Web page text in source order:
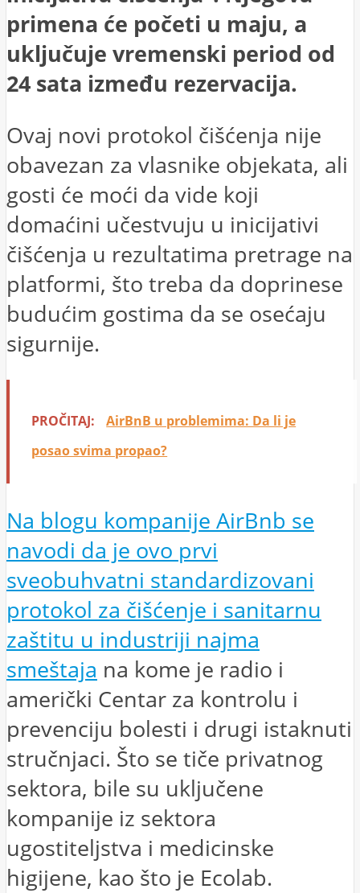
primena će početi u maju, a
uključuje vremenski period od
24 sata između rezervacija.
Ovaj novi protokol čišćenja nije
obavezan za vlasnike objekata, ali
gosti će moći da vide koji
domaćini učestvuju u inicijativi
čišćenja u rezultatima pretrage na
platformi, što treba da doprinese
budućim gostima da se osećaju
sigurnije.
PROČITAJ:
AirBnB u problemima: Da li je
posao svima propao?
Na blogu kompanije AirBnb se
navodi da je ovo prvi
sveobuhvatni standardizovani
protokol za čišćenje i sanitarnu
zaštitu u industriji najma
smeštaja na kome je radio i
američki Centar za kontrolu i
prevenciju bolesti i drugi istaknuti
stručnjaci. Što se tiče privatnog
sektora, bile su uključene
kompanije iz sektora
ugostiteljstva i medicinske
higijene, kao što je Ecolab.